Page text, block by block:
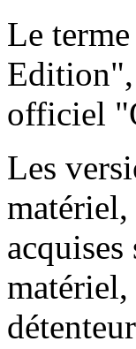
Le
Edition",
officiel
Les
matériel,
acquises
matériel,